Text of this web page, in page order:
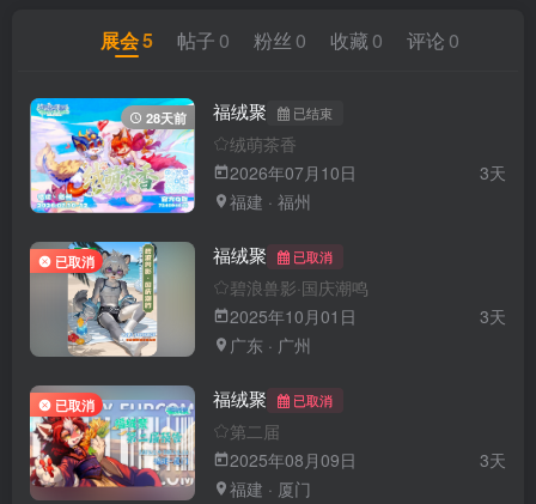
展会5 帖子 0 粉丝 0 收藏 0 评论 0
28天前 福绒聚 已结束
绒萌茶香
2026年07月10日
3天
福建 · 福州
已取消 福绒聚 已取消
碧浪兽影·国庆潮鸣
2025年10月01日
3天
广东 · 广州
已取消 福绒聚 已取消
第二届
2025年08月09日
3天
福建 · 厦门